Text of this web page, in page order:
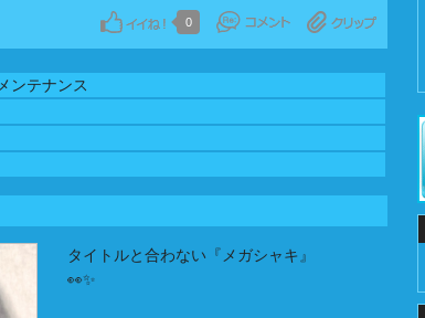
0
ンテナンス
タイトルと合わない『メガシャキ』
👀✨